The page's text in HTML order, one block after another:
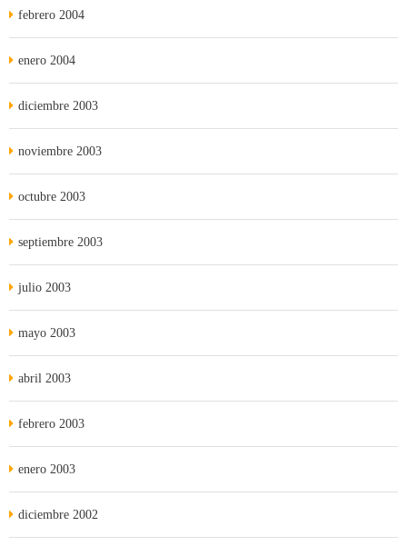
febrero 2004
enero 2004
diciembre 2003
noviembre 2003
octubre 2003
septiembre 2003
julio 2003
mayo 2003
abril 2003
febrero 2003
enero 2003
diciembre 2002